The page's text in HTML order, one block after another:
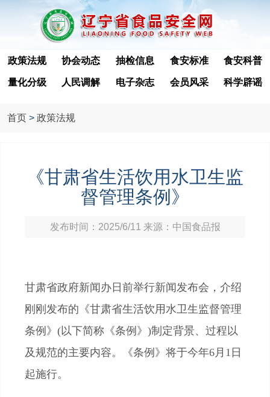
政策法规 协会动态 抽检信息 食安标准 食安科普
量化分级 人民调解 电子杂志 会员风采 科学辟谣
首页 > 政策法规
《甘肃省生活饮用水卫生监
督管理条例》
发布时间：2025/6/11 来源：中国食品报
甘肃省政府新闻办日前举行新闻发布会，介绍
刚刚发布的《甘肃省生活饮用水卫生监督管理
条例》(以下简称《条例》)制定背景、过程以
及规范的主要内容。《条例》将于今年6月1日
起施行。